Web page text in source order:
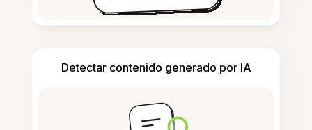
Detectar contenido generado por IA